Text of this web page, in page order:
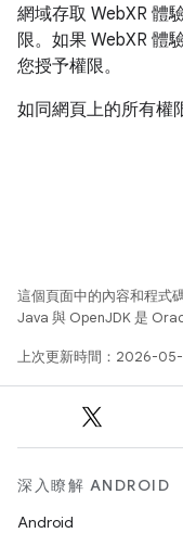
網域存取 WebXR 體
限。如果 WebXR 體
您授予權限。
如同網頁上的所有權
這個頁面中的內容和程式
Java 與 OpenJDK 是
上次更新時間：2026-05-
深入瞭解 ANDROID
Android